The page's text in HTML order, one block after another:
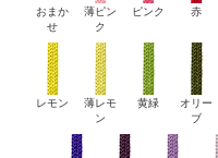
おまか
せ
薄ピン
ク
ピンク 赤
レモン
薄レモ
ン
黄緑
オリー
ブ